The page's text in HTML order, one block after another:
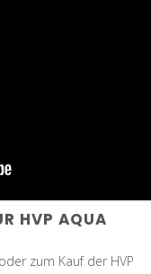
HVP AQUA
zum Kauf der HVP